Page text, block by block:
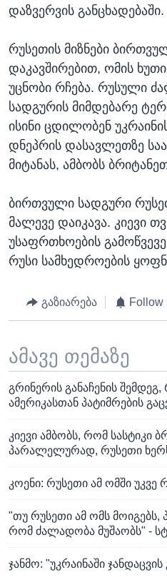
დაზვერვის განცხადებაში.
რუსეთის მიზნები
დაკავშირებით, ომის
უცნობი რჩება. რუსული
სადგურის მიმდებარე
ისინი ცდილობენ
დნეპრის დასავლეთზე
მიტანას, ამბობს
ბირთვული სადგური
მალევე დაიკავა. კიევი
უსაფრთხოების
რუსი სამხედროების
გაზიარება Follow
ამავე თემაზე
გრინერის განაჩენის
ამერიკასთან პატიმრების
კიევი ამბობს, რომ სასტიკი
პარალელურად, რუსეთი
კოენი: რუსეთი ამ ომში
"თუ რუსეთი ამ ომს მოიგებს,
რომ ძალადობა მუშაობს" -
ჯანმო: "უკრაინაში